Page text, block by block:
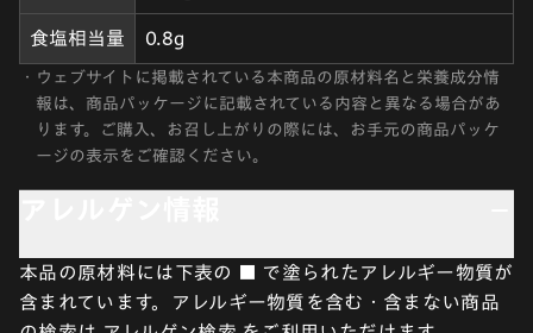
食塩相当量 0.8g
・ ウェブサイトに掲載されている本商品の原材料名と栄養成分情
報は、商品パッケージに記載されている内容と異なる場合があ
ります。ご購入、お召し上がりの際には、お手元の商品パッケ
ージの表示をご確認ください。
本品の原材料には下表の ■ で塗られたアレルギー物質が
含まれています。アレルギー物質を含む・含まない商品